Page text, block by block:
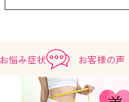
お悩み症状 お客様の声